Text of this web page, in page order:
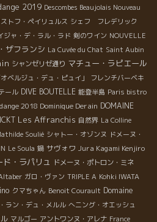
2019 Descombes Beaujolais Nouveau
トフ・ペイリュルス シェフ フレデリック
ジャ・デ・ラル・ラド 剣のワイン NOUVELLE
ザフランシ La Cuvée du Chat Saint Aubin
シャンゼリゼ通り マチュー・ラピエール
ベルジュ・デュ・ピュイ」
フレンチバーベキ
ール DIVE BOUTELLE 能登半島 Paris bistro
2018 Dominique Derain DOMAINE
Les Affranchis 自然界 La Colline
Soulié シャトー・オゾンヌ ドメーヌ・
Le Soula 鍋 サヴォワ Jura Kagami Kenjiro
ド・ラパリュ ドメーヌ・ポトロン・ミネ
ガロ・ヴァン TRIPLE A Kohki IWATA
クマちゃん Benoit Courault Domaine
ラン・デュ・メルル へニング・オエッシュ
マルゴー アントワンヌ・アレナ France